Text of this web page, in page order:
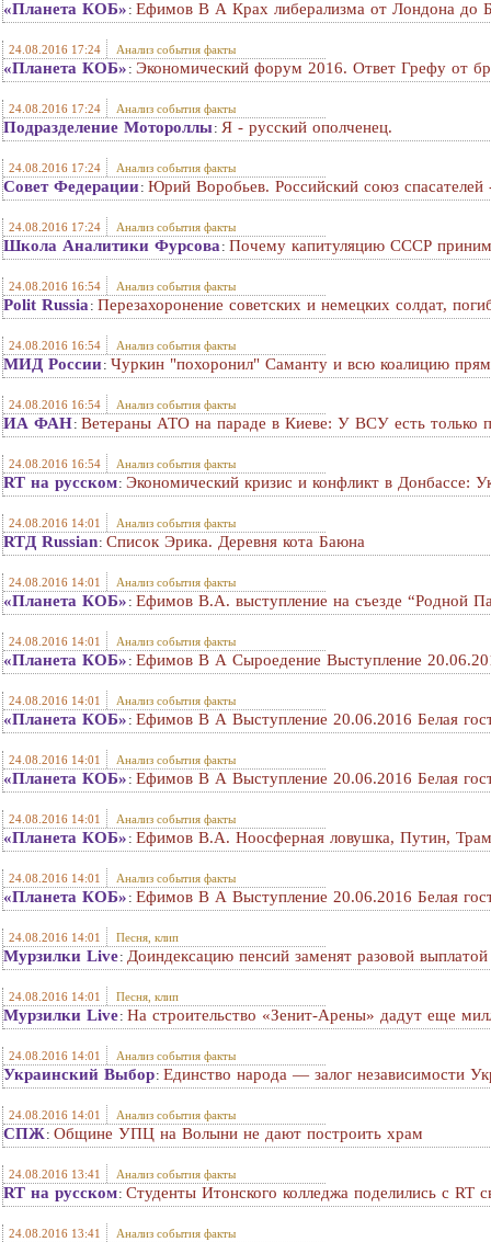
«Планета КОБ» : Ефимов В А Крах либерализма от Лондона до
24.08.2016 17:24 Анализ события факты
«Планета КОБ» : Экономический форум 2016. Ответ Грефу от
24.08.2016 17:24 Анализ события факты
Подразделение Мотороллы: Я - русский ополченец.
24.08.2016 17:24 Анализ события факты
Совет Федерации: Юрий Воробьев. Российский союз спасателей
24.08.2016 17:24 Анализ события факты
Школа Аналитики Фурсова : Почему капитуляцию СССР
24.08.2016 16:54 Анализ события факты
Polit Russia : Перезахоронение советских и немецких солдат,
24.08.2016 16:54 Анализ события факты
МИД России: Чуркин "похоронил" Саманту и всю коалицию
24.08.2016 16:54 Анализ события факты
ИА ФАН: Ветераны АТО на параде в Киеве: У ВСУ есть только
24.08.2016 16:54 Анализ события факты
RT на русском: Экономический кризис и конфликт в Донбассе:
24.08.2016 14:01 Анализ события факты
RTД Russian: Список Эрика. Деревня кота Баюна
24.08.2016 14:01 Анализ события факты
«Планета КОБ» : Ефимов В.А. выступление на съезде “Родной
24.08.2016 14:01 Анализ события факты
«Планета КОБ» : Ефимов В А Сыроедение Выступление
24.08.2016 14:01 Анализ события факты
«Планета КОБ» : Ефимов В А Выступление 20.06.2016 Белая
24.08.2016 14:01 Анализ события факты
«Планета КОБ» : Ефимов В А Выступление 20.06.2016 Белая
24.08.2016 14:01 Анализ события факты
«Планета КОБ» : Ефимов В.А. Ноосферная ловушка, Путин,
24.08.2016 14:01 Анализ события факты
«Планета КОБ» : Ефимов В А Выступление 20.06.2016 Белая
24.08.2016 14:01 Песня, клип
Мурзилки Live: Доиндексацию пенсий заменят разовой
24.08.2016 14:01 Песня, клип
Мурзилки Live: На строительство «Зенит-Арены» дадут еще
24.08.2016 14:01 Анализ события факты
Украинский Выбор: Единство народа — залог независимости
24.08.2016 14:01 Анализ события факты
СПЖ : Общине УПЦ на Волыни не дают построить храм
24.08.2016 13:41 Анализ события факты
RT на русском: Студенты Итонского колледжа поделились с
24.08.2016 13:41 Анализ события факты